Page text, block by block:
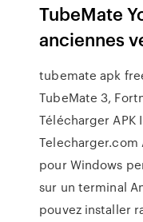
TubeMate
anciennes
tubemate apk
TubeMate 3,
Télécharger APK
Telecharger.com
pour Windows
sur un terminal
pouvez installer